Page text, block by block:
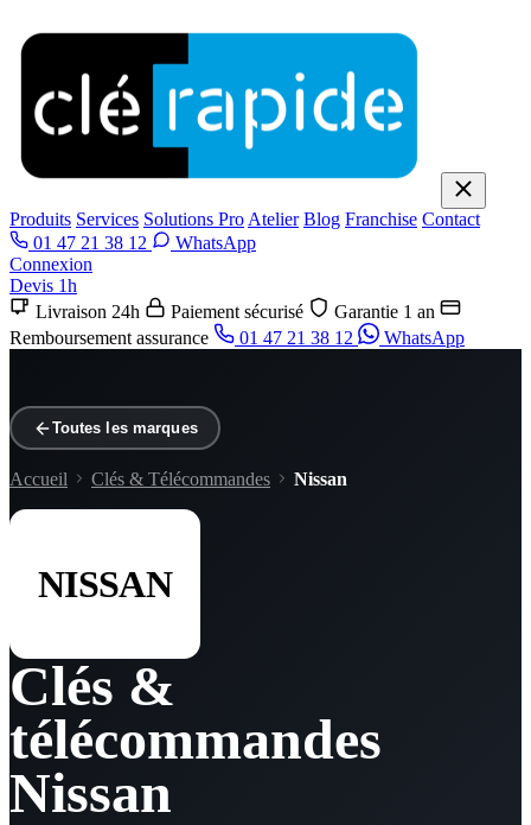
Produits Services Solutions Pro Atelier Blog Franchise Contact
01 47 21 38 12
WhatsApp
Connexion
Devis 1h
Livraison 24h
Paiement sécurisé
Garantie 1 an
Remboursement assurance
01 47 21 38 12 WhatsApp
Toutes les marques
Accueil Clés & Télécommandes Nissan
NISSAN
Clés &
télécommandes
Nissan